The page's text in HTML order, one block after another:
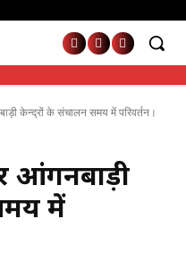
केन्द्रों के संचालन समय में परिवर्तन।
आंगनबाड़ी
में